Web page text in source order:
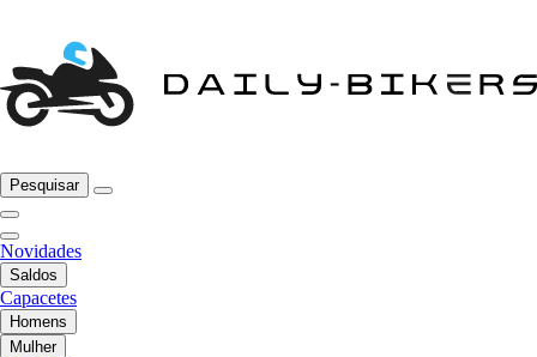
Pesquisar
Novidades
Saldos
Capacetes
Homens
Mulher